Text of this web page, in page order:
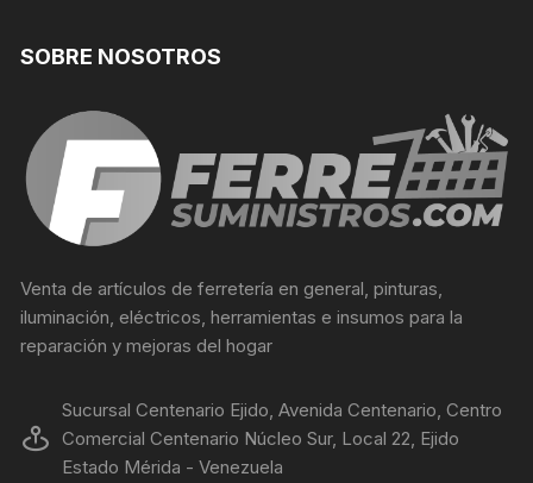
SOBRE NOSOTROS
Venta de artículos de ferretería en general, pinturas,
iluminación, eléctricos, herramientas e insumos para la
reparación y mejoras del hogar
Sucursal Centenario Ejido, Avenida Centenario, Centro
Comercial Centenario Núcleo Sur, Local 22, Ejido
Estado Mérida - Venezuela